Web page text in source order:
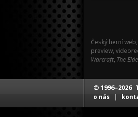
Český herní
preview,
Warcraft, The
© 1996–2026
o nás |